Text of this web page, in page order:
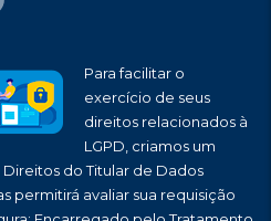
Para facilitar o
exercício de seus
direitos relacionados à
LGPD, criamos um
do Titular de Dados
permitirá avaliar sua requisição